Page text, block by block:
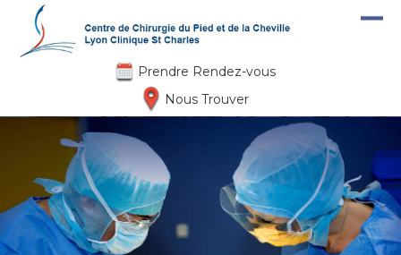
Aller au contenu principal
Prendre Rendez-vous
Nous Trouver